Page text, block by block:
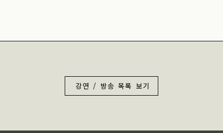
강연 / 방송 목록 보기